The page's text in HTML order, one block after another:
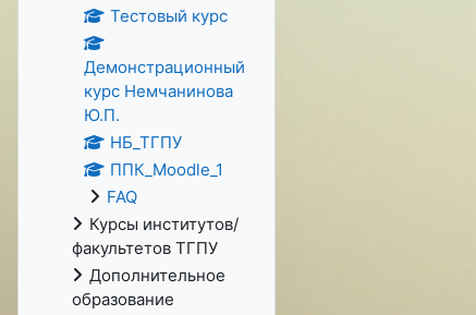
Тестовый курс
Демонстрационный
курс Немчанинова
Ю.П.
НБ_ТГПУ
ППК_Moodle_1
FAQ
Курсы институтов/
факультетов ТГПУ
Дополнительное
образование